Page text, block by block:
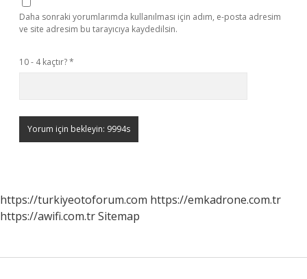
Daha sonraki yorumlarımda kullanılması için adım, e-posta adresim
ve site adresim bu tarayıcıya kaydedilsin.
10 - 4 kaçtır?*
https://turkiyeotoforum.com https://emkadrone.com.tr
https://awifi.com.trSitemap